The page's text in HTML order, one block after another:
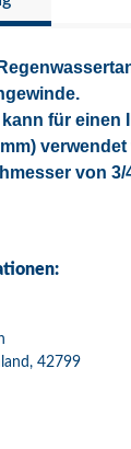
kann für
von 3/
42799